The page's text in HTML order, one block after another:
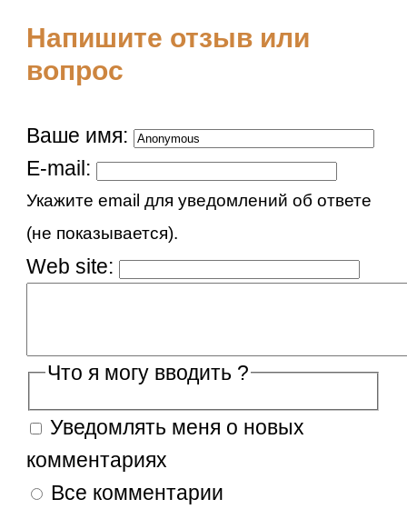
Напишите отзыв или
вопрос
Ваше имя:
E-mail:
Укажите email для уведомлений об ответе
(не показывается).
Web site:
Что я могу вводить ?
Уведомлять меня о новых
комментариях
Все комментарии